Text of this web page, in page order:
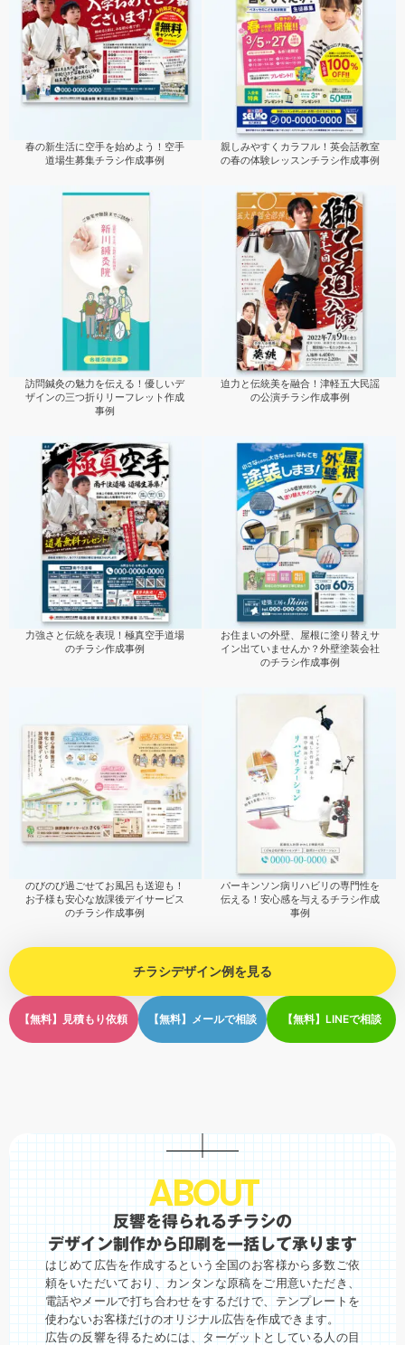
春の新生活に空手を始めよう！空手
道場生募集チラシ作成事例
親しみやすくカラフル！英会話教室
の春の体験レッスンチラシ作成事例
訪問鍼灸の魅力を伝える！優しいデ
ザインの三つ折りリーフレット作成
事例
迫力と伝統美を融合！津軽五大民謡
の公演チラシ作成事例
力強さと伝統を表現！極真空手道場
のチラシ作成事例
お住まいの外壁、屋根に塗り替えサ
イン出ていませんか？外壁塗装会社
のチラシ作成事例
のびのび過ごせてお風呂も送迎も！
お子様も安心な放課後デイサービス
のチラシ作成事例
パーキンソン病リハビリの専門性を
伝える！安心感を与えるチラシ作成
事例
チラシデザイン例を見る
【無料】見積もり依頼 【無料】メールで相談 【無料】LINEで相談
ABOU
T
反響を得られるチラシの
デザイン制作から印刷を一括して承ります
はじめて広告を作成するという全国のお客様から多数ご依
頼をいただいており、カンタンな原稿をご用意いただき、
電話やメールで打ち合わせをするだけで、テンプレートを
使わないお客様だけのオリジナル広告を作成できます。
広告の反響を得るためには、ターゲットとしている人の目